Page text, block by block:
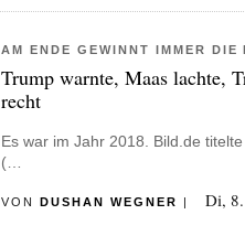
AM ENDE GEWINNT IMMER DIE
Trump warnte, Maas lachte,
recht
Es war im Jahr 2018. Bild.de
(…
VON DUSHAN WEGNER | Di,